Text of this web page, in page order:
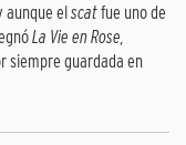
aunque elscatfue uno de
La Vie en Rose,
siempre guardada en